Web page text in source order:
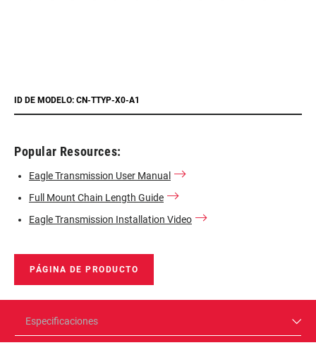
ID DE MODELO: CN-TTYP-X0-A1
Popular Resources:
Eagle Transmission User Manual
Full Mount Chain Length Guide
Eagle Transmission Installation Video
PÁGINA DE PRODUCTO
Especificaciones